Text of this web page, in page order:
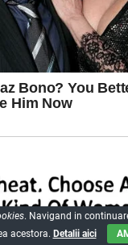
. Navigand in
acestora. Detalii aici